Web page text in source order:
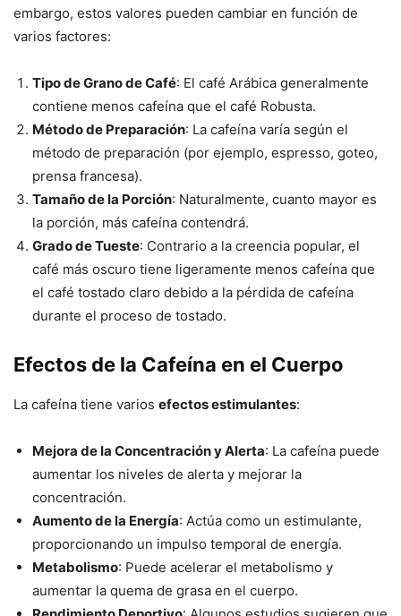
embargo, estos valores pueden cambiar en función de
varios factores:
Tipo de Grano de Café: El café Arábica generalmente
contiene menos cafeína que el café Robusta.
Método de Preparación: La cafeína varía según el
método de preparación (por ejemplo, espresso, goteo,
prensa francesa).
Tamaño de la Porción: Naturalmente, cuanto mayor es
la porción, más cafeína contendrá.
Grado de Tueste: Contrario a la creencia popular, el
café más oscuro tiene ligeramente menos cafeína que
el café tostado claro debido a la pérdida de cafeína
durante el proceso de tostado.
Efectos de la Cafeína en el Cuerpo
La cafeína tiene varios efectos estimulantes:
Mejora de la Concentración y Alerta: La cafeína puede
aumentar los niveles de alerta y mejorar la
concentración.
Aumento de la Energía: Actúa como un estimulante,
proporcionando un impulso temporal de energía.
Metabolismo: Puede acelerar el metabolismo y
aumentar la quema de grasa en el cuerpo.